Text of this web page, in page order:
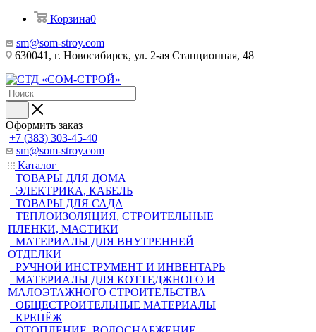
Корзина0
sm@som-stroy.com
630041, г. Новосибирск, ул. 2-ая Станционная, 48
Оформить заказ
+7 (383) 303-45-40
sm@som-stroy.com
Каталог
ТОВАРЫ ДЛЯ ДОМА
ЭЛЕКТРИКА, КАБЕЛЬ
ТОВАРЫ ДЛЯ САДА
ТЕПЛОИЗОЛЯЦИЯ, СТРОИТЕЛЬНЫЕ
ПЛЕНКИ, МАСТИКИ
МАТЕРИАЛЫ ДЛЯ ВНУТРЕННЕЙ
ОТДЕЛКИ
РУЧНОЙ ИНСТРУМЕНТ И ИНВЕНТАРЬ
МАТЕРИАЛЫ ДЛЯ КОТТЕДЖНОГО И
МАЛОЭТАЖНОГО СТРОИТЕЛЬСТВА
ОБЩЕСТРОИТЕЛЬНЫЕ МАТЕРИАЛЫ
КРЕПЁЖ